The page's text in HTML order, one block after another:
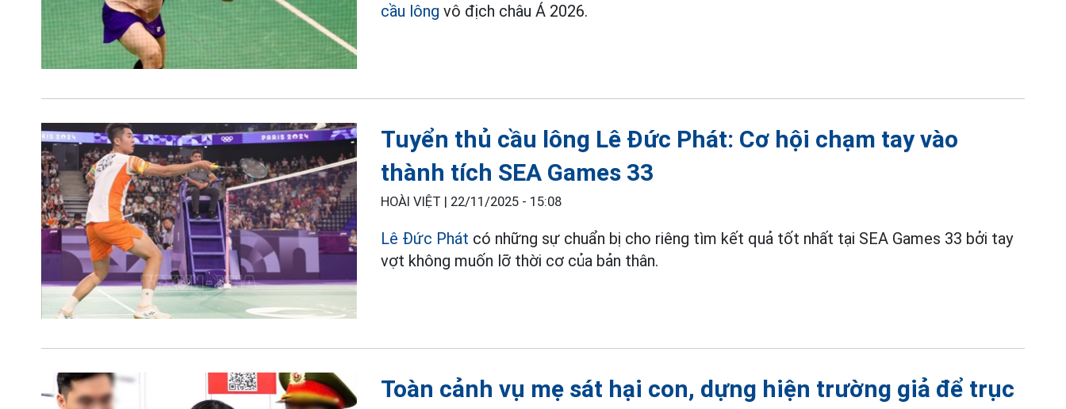
cầu lông vô địch châu Á 2026.
Tuyển thủ cầu lông Lê Đức Phát: Cơ hội chạm tay vào
thành tích SEA Games 33
HOÀI VIỆT | 22/11/2025 - 15:08
Lê Đức Phát có những sự chuẩn bị cho riêng tìm kết quả tốt nhất tại SEA Games 33 bởi tay
vợt không muốn lỡ thời cơ của bản thân.
Toàn cảnh vụ mẹ sát hại con, dựng hiện trường giả để trục